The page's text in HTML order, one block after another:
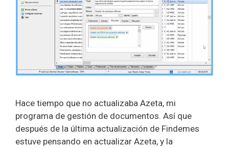
Hace tiempo que no actualizaba Azeta, mi
programa de gestión de documentos. Así que
después de la última actualización de Findemes
estuve pensando en actualizar Azeta, y la